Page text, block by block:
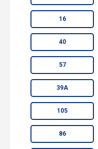
16
40
57
39А
105
86